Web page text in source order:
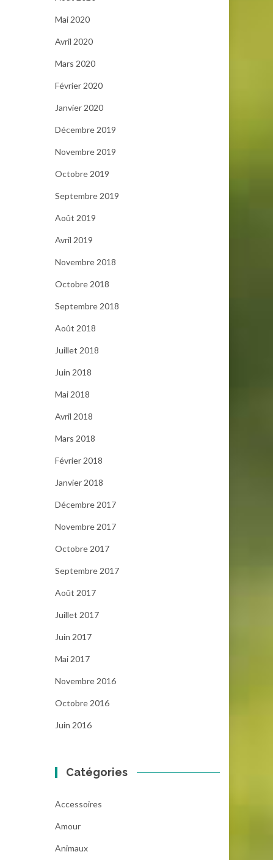
Mai 2020
Avril 2020
Mars 2020
Février 2020
Janvier 2020
Décembre 2019
Novembre 2019
Octobre 2019
Septembre 2019
Août 2019
Avril 2019
Novembre 2018
Octobre 2018
Septembre 2018
Août 2018
Juillet 2018
Juin 2018
Mai 2018
Avril 2018
Mars 2018
Février 2018
Janvier 2018
Décembre 2017
Novembre 2017
Octobre 2017
Septembre 2017
Août 2017
Juillet 2017
Juin 2017
Mai 2017
Novembre 2016
Octobre 2016
Juin 2016
Catégories
Accessoires
Amour
Animaux